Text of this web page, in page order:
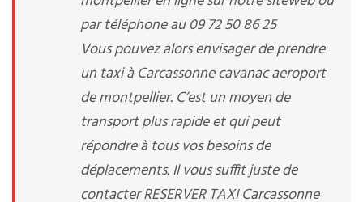
par téléphone au 09 72 50 86 25
Vous pouvez alors envisager de prendre
un taxi à Carcassonne cavanac aeroport
de montpellier. C’est un moyen de
transport plus rapide et qui peut
répondre à tous vos besoins de
déplacements. Il vous suffit juste de
contacter RESERVER TAXI Carcassonne